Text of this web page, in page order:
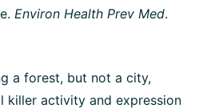
Environ Health Prev Med.
a forest, but not a city,
killer activity and expression